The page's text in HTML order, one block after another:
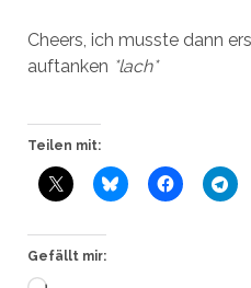
Cheers, ich musste dann
auftanken *lach*
Teilen mit:
Gefällt mir: